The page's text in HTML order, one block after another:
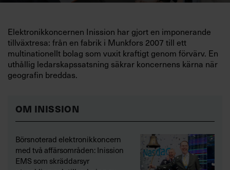
Elektronikkoncernen Inission har gjort en imponerande
tillväxtresa: från en fabrik i Munkfors 2007 till ett
multinationellt bolag som vuxit kraftigt genom förvärv. En
uthållig ledarskapssatsning säkrar koncernens kärna när
geografin breddas.
OM INISSION
Börsnoterad elektronikkoncern
med två affärsområden: Inission
EMS som skräddarsyr